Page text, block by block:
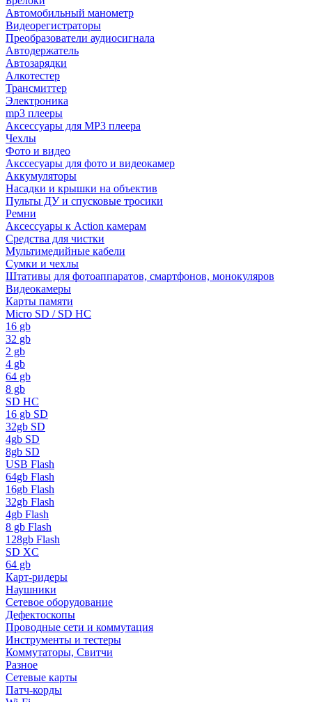
Автомобильный манометр
Видеорегистраторы
Преобразователи аудиосигнала
Автодержатель
Автозарядки
Алкотестер
Трансмиттер
Электроника
mp3 плееры
Аксессуары для MP3 плеера
Чехлы
Фото и видео
Акссесуары для фото и видеокамер
Аккумуляторы
Насадки и крышки на объектив
Пульты ДУ и спусковые тросики
Ремни
Аксессуары к Action камерам
Средства для чистки
Мультимедийные кабели
Сумки и чехлы
Штативы для фотоаппаратов, смартфонов, монокуляров
Видеокамеры
Карты памяти
Micro SD / SD HC
16 gb
32 gb
2 gb
4 gb
64 gb
8 gb
SD HC
16 gb SD
32gb SD
4gb SD
8gb SD
USB Flash
64gb Flash
16gb Flash
32gb Flash
4gb Flash
8 gb Flash
128gb Flash
SD XC
64 gb
Карт-ридеры
Наушники
Сетевое оборудование
Дефектоскопы
Проводные сети и коммутация
Инструменты и тестеры
Коммутаторы, Свитчи
Разное
Сетевые карты
Патч-корды